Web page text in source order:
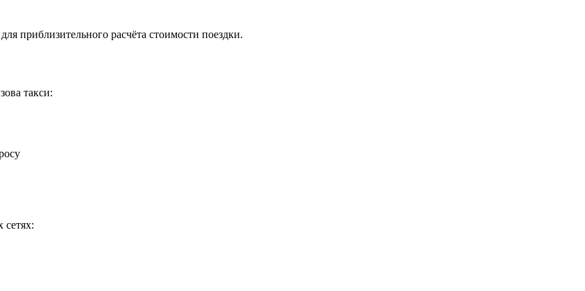
приблизительного расчёта стоимости поездки.
такси:
сетях: